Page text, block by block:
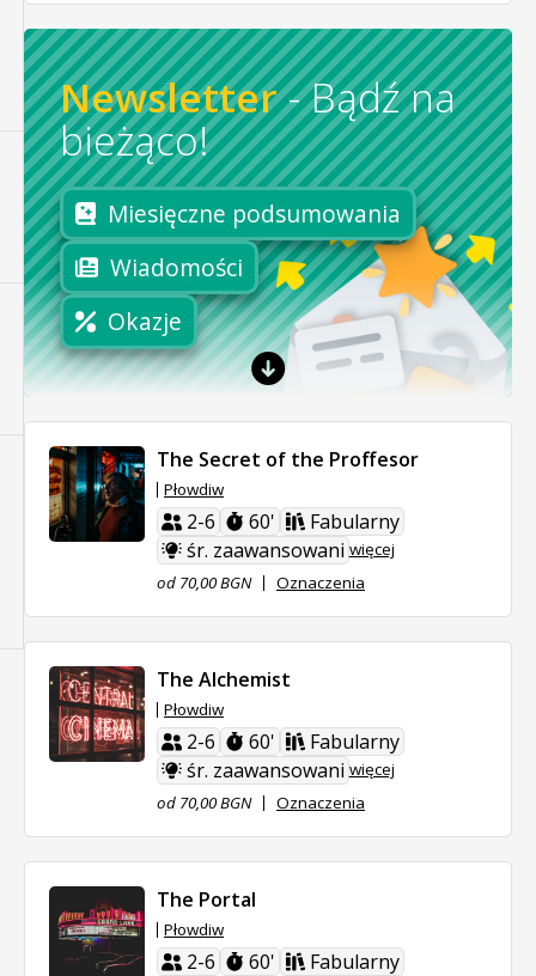
Newsletter -Bądź na
bieżąco!
Miesięczne podsumowania
Wiadomości
Okazje
The Secret of the Proffesor
Płowdiw
2-6 60'
Fabularny
śr. zaawansowani więcej
od 70,00 BGN
Oznaczenia
The Alchemist
Płowdiw
2-6 60'
Fabularny
śr. zaawansowani więcej
od 70,00 BGN
Oznaczenia
The Portal
Płowdiw
2-6 60' Fabularny